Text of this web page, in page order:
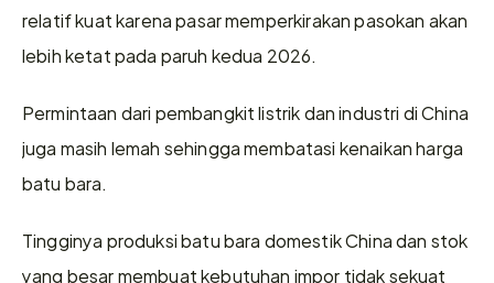
relatif kuat karena pasar memperkirakan pasokan akan
lebih ketat pada paruh kedua 2026.
Permintaan dari pembangkit listrik dan industri di China
juga masih lemah sehingga membatasi kenaikan harga
batu bara.
Tingginya produksi batu bara domestik China dan stok
yang besar membuat kebutuhan impor tidak sekuat